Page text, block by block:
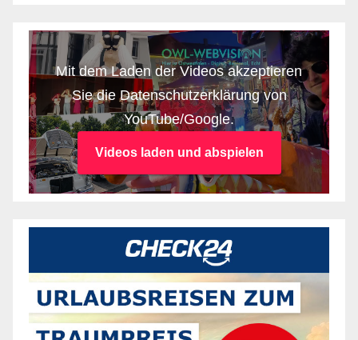
Mit dem Laden der Videos akzeptieren
Sie die Datenschutzerklärung von
YouTube/Google.
Videos laden und abspielen